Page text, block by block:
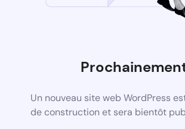
Un nouveau site web WordPress
de construction et sera bientôt